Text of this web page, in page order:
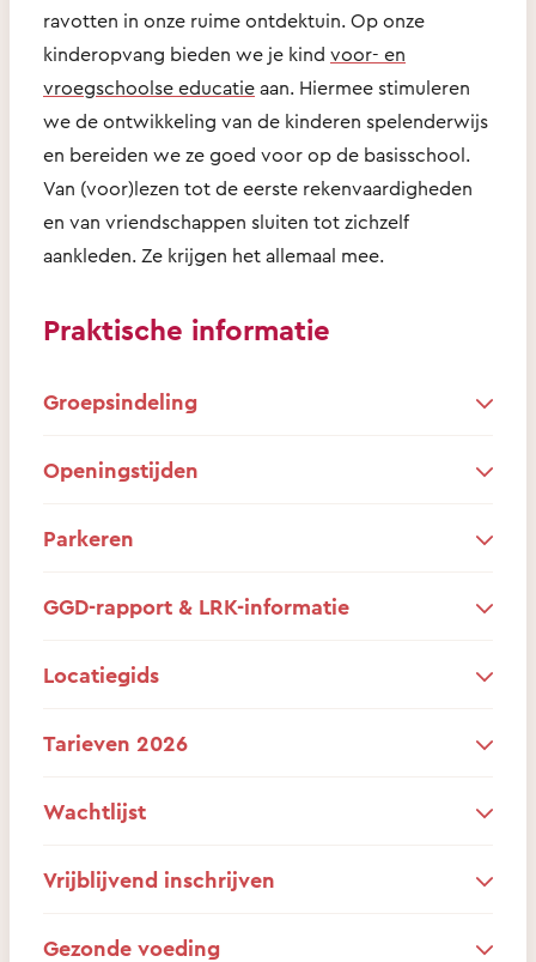
ravotten in onze ruime ontdektuin. Op onze
kinderopvang bieden we je kind voor- en
vroegschoolse educatie aan. Hiermee stimuleren
we de ontwikkeling van de kinderen spelenderwijs
en bereiden we ze goed voor op de basisschool.
Van (voor)lezen tot de eerste rekenvaardigheden
en van vriendschappen sluiten tot zichzelf
aankleden. Ze krijgen het allemaal mee.
Praktische informatie
Groepsindeling
Openingstijden
Parkeren
GGD-rapport & LRK-informatie
Locatiegids
Tarieven 2026
Wachtlijst
Vrijblijvend inschrijven
Gezonde voeding